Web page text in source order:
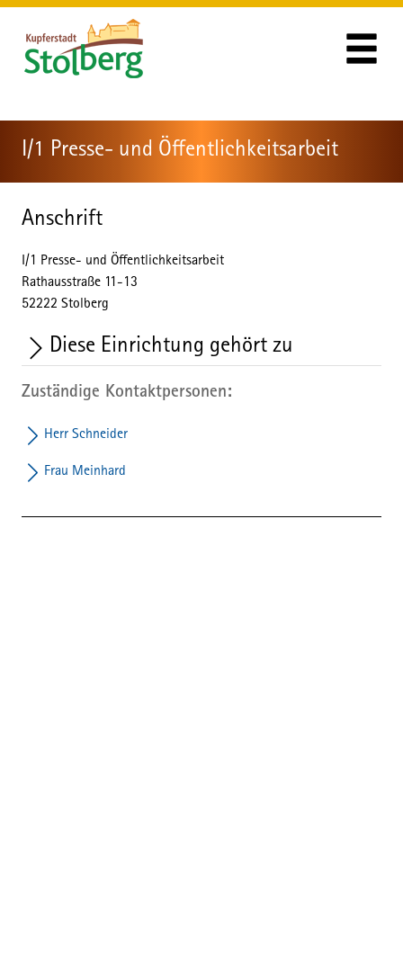
Zum Hauptinhalt springen
Zum Header
Zum Hauptinhalt
Zum Footer
I/1 Presse- und Öffentlichkeitsarbeit
Anschrift
I/1 Presse- und Öffentlichkeitsarbeit
Rathausstraße 11-13
52222 Stolberg
Diese Einrichtung gehört zu
Zuständige Kontaktpersonen
Herr Schneider
Frau Meinhard